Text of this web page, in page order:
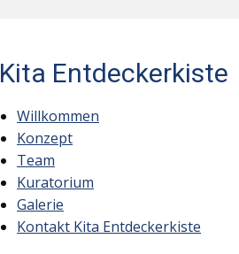
Kita Entdeckerkiste
Willkommen
Konzept
Team
Kuratorium
Galerie
Kontakt Kita Entdeckerkiste